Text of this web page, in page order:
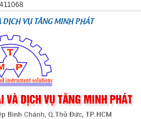
VỤ TĂNG MINH PHÁT